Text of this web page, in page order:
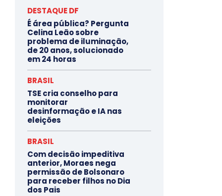
DESTAQUE DF
É área pública? Pergunta
Celina Leão sobre
problema de iluminação,
de 20 anos, solucionado
em 24 horas
BRASIL
TSE cria conselho para
monitorar
desinformação e IA nas
eleições
BRASIL
Com decisão impeditiva
anterior, Moraes nega
permissão de Bolsonaro
para receber filhos no Dia
dos Pais